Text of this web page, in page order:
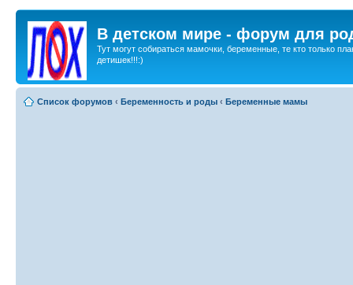
В детском мире - форум для
Тут могут собираться мамочки, беременные, те кто только
детишек!!!:)
Список форумов ‹ Беременность и роды ‹ Беременные мамы